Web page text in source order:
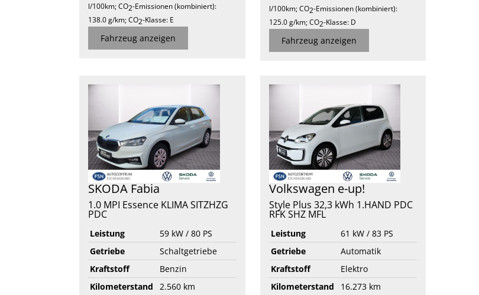
l/100km;CO2-Emissionen (kombiniert):
138.0 g/km;CO2-Klasse: E
Fahrzeug anzeigen
l/100km;CO2-Emissionen (kombiniert):
125.0 g/km;CO2-Klasse: D
Fahrzeug anzeigen
SKODA Fabia
1.0 MPI Essence KLIMA SITZHZG
PDC
Leistung
59 kW / 80 PS
Getriebe
Schaltgetriebe
Kraftstoff
Benzin
Kilometerstand
2.560 km
Volkswagen e-up!
Style Plus 32,3 kWh 1.HAND PDC
RFK SHZ MFL
Leistung
61 kW / 83 PS
Getriebe
Automatik
Kraftstoff
Elektro
Kilometerstand
16.273 km